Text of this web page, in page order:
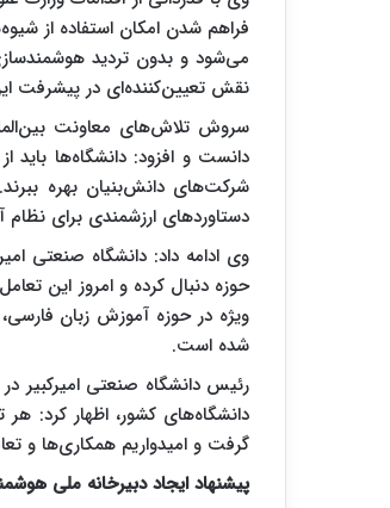
فراهم شدن امکان استفاده از
می‌شود و بدون تردید
نقش تعیین‌کننده‌ای در پیشرفت
سروش تلاش‌های معاونت
دانست و افزود: دانشگاه‌ها
شرکت‌های دانش‌بنیان بهره
دستاوردهای ارزشمندی برای
حوزه دنبال کرده و امروز این
ویژه در حوزه آموزش زبان
شده است.
رئیس دانشگاه صنعتی امیرکبیر در
دانشگاه‌های کشور، اظهار کرد:
گرفت و امیدواریم همکاری‌ها و
پیشنهاد ایجاد دبیرخانه ملی